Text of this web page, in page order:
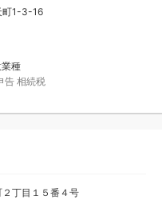
町1-3-16
種
告 相続税
丁目１５番４号